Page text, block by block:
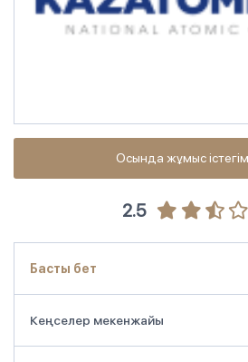
Осында жұмыс
2.5
Басты бет
Кеңселер мекенжайы